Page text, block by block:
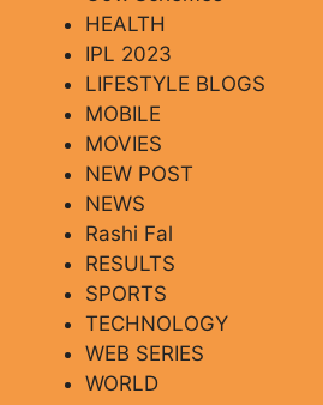
HEALTH
IPL 2023
LIFESTYLE BLOGS
MOBILE
MOVIES
NEW POST
NEWS
Rashi Fal
RESULTS
SPORTS
TECHNOLOGY
WEB SERIES
WORLD